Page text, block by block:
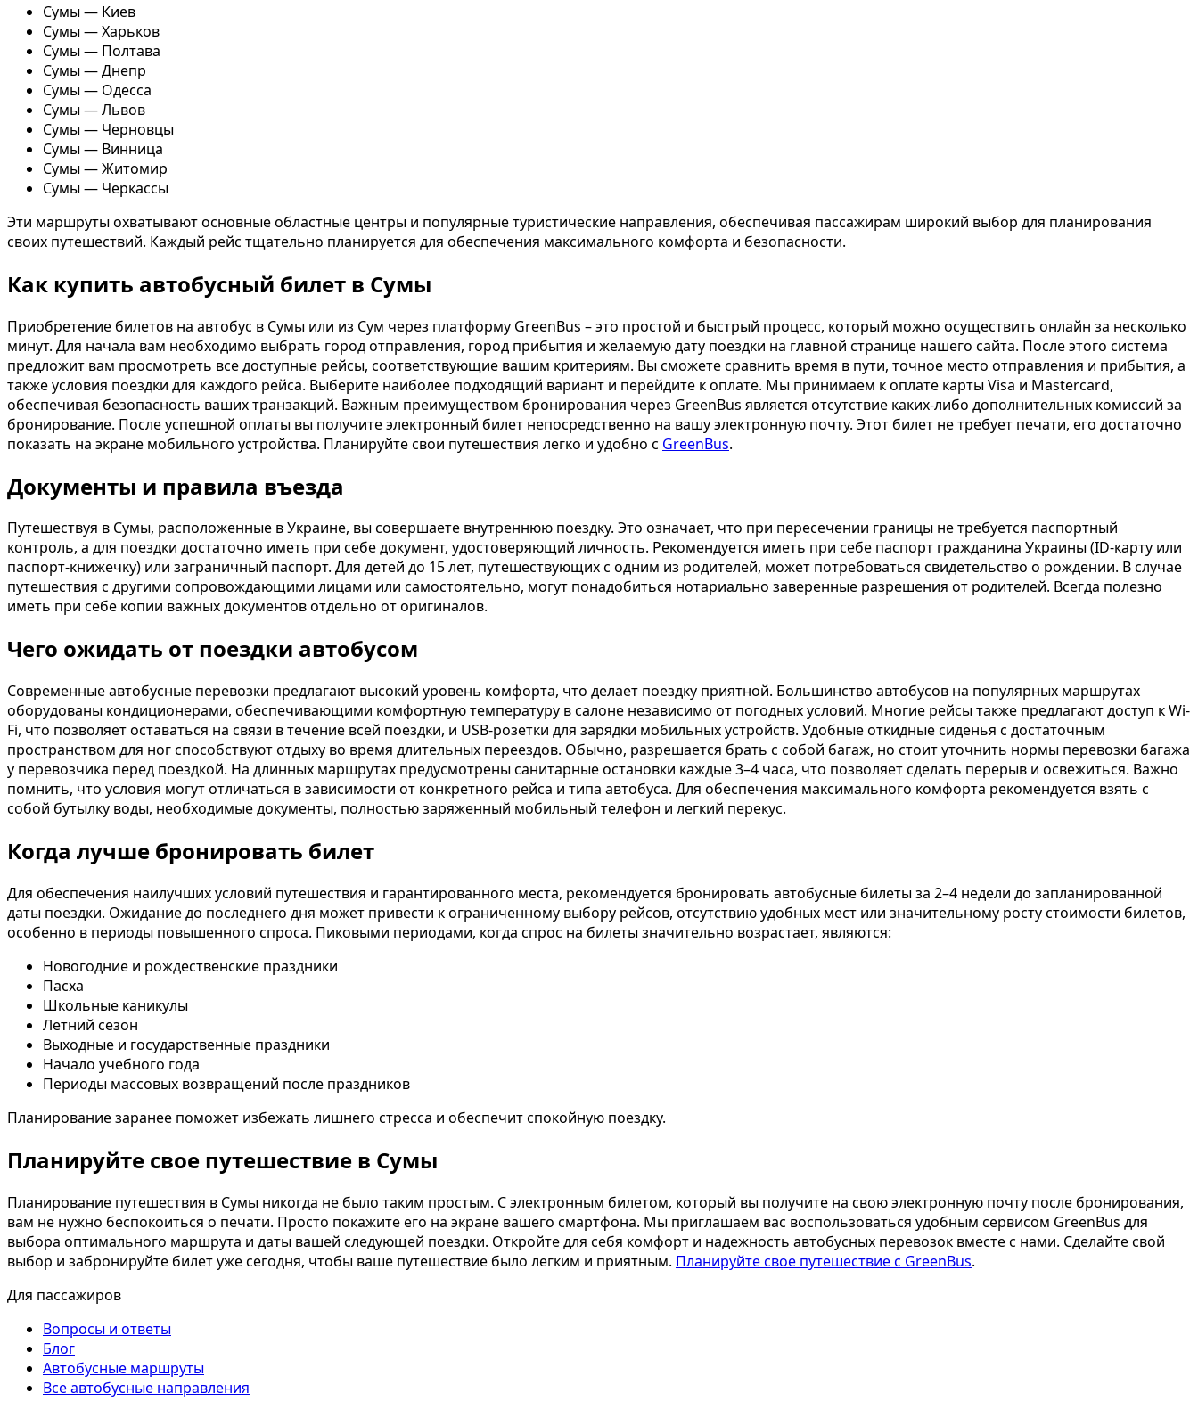
Сумы — Киев
Сумы — Харьков
Сумы — Полтава
Сумы — Днепр
Сумы — Одесса
Сумы — Львов
Сумы — Черновцы
Сумы — Винница
Сумы — Житомир
Сумы — Черкассы
Эти маршруты охватывают основные областные центры и популярные туристические направления, обеспечивая пассажирам широкий выбор для планирования
своих путешествий. Каждый рейс тщательно планируется для обеспечения максимального комфорта и безопасности.
Как купить автобусный билет в Сумы
Приобретение билетов на автобус в Сумы или из Сум через платформу GreenBus – это простой и быстрый процесс, который можно осуществить онлайн за несколько
минут. Для начала вам необходимо выбрать город отправления, город прибытия и желаемую дату поездки на главной странице нашего сайта. После этого система
предложит вам просмотреть все доступные рейсы, соответствующие вашим критериям. Вы сможете сравнить время в пути, точное место отправления и прибытия, а
также условия поездки для каждого рейса. Выберите наиболее подходящий вариант и перейдите к оплате. Мы принимаем к оплате карты Visa и Mastercard,
обеспечивая безопасность ваших транзакций. Важным преимуществом бронирования через GreenBus является отсутствие каких-либо дополнительных комиссий за
бронирование. После успешной оплаты вы получите электронный билет непосредственно на вашу электронную почту. Этот билет не требует печати, его достаточно
показать на экране мобильного устройства. Планируйте свои путешествия легко и удобно с GreenBus.
Документы и правила въезда
Путешествуя в Сумы, расположенные в Украине, вы совершаете внутреннюю поездку. Это означает, что при пересечении границы не требуется паспортный
контроль, а для поездки достаточно иметь при себе документ, удостоверяющий личность. Рекомендуется иметь при себе паспорт гражданина Украины (ID-карту или
паспорт-книжечку) или заграничный паспорт. Для детей до 15 лет, путешествующих с одним из родителей, может потребоваться свидетельство о рождении. В случае
путешествия с другими сопровождающими лицами или самостоятельно, могут понадобиться нотариально заверенные разрешения от родителей. Всегда полезно
иметь при себе копии важных документов отдельно от оригиналов.
Чего ожидать от поездки автобусом
Современные автобусные перевозки предлагают высокий уровень комфорта, что делает поездку приятной. Большинство автобусов на популярных маршрутах
оборудованы кондиционерами, обеспечивающими комфортную температуру в салоне независимо от погодных условий. Многие рейсы также предлагают доступ к Wi-
Fi, что позволяет оставаться на связи в течение всей поездки, и USB-розетки для зарядки мобильных устройств. Удобные откидные сиденья с достаточным
пространством для ног способствуют отдыху во время длительных переездов. Обычно, разрешается брать с собой багаж, но стоит уточнить нормы перевозки багажа
у перевозчика перед поездкой. На длинных маршрутах предусмотрены санитарные остановки каждые 3–4 часа, что позволяет сделать перерыв и освежиться. Важно
помнить, что условия могут отличаться в зависимости от конкретного рейса и типа автобуса. Для обеспечения максимального комфорта рекомендуется взять с
собой бутылку воды, необходимые документы, полностью заряженный мобильный телефон и легкий перекус.
Когда лучше бронировать билет
Для обеспечения наилучших условий путешествия и гарантированного места, рекомендуется бронировать автобусные билеты за 2–4 недели до запланированной
даты поездки. Ожидание до последнего дня может привести к ограниченному выбору рейсов, отсутствию удобных мест или значительному росту стоимости билетов,
особенно в периоды повышенного спроса. Пиковыми периодами, когда спрос на билеты значительно возрастает, являются:
Новогодние и рождественские праздники
Пасха
Школьные каникулы
Летний сезон
Выходные и государственные праздники
Начало учебного года
Периоды массовых возвращений после праздников
Планирование заранее поможет избежать лишнего стресса и обеспечит спокойную поездку.
Планируйте свое путешествие в Сумы
Планирование путешествия в Сумы никогда не было таким простым. С электронным билетом, который вы получите на свою электронную почту после бронирования,
вам не нужно беспокоиться о печати. Просто покажите его на экране вашего смартфона. Мы приглашаем вас воспользоваться удобным сервисом GreenBus для
выбора оптимального маршрута и даты вашей следующей поездки. Откройте для себя комфорт и надежность автобусных перевозок вместе с нами. Сделайте свой
выбор и забронируйте билет уже сегодня, чтобы ваше путешествие было легким и приятным. Планируйте свое путешествие с GreenBus.
Для пассажиров
Вопросы и ответы
Блог
Автобусные маршруты
Все автобусные направления